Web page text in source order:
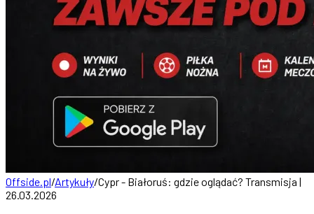
Offside.pl/Artykuły/Cypr - Białoruś: gdzie oglądać? Transmisja |
26.03.2026